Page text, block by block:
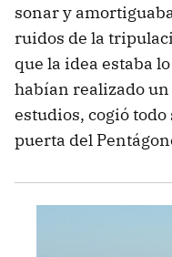
sonar y
ruidos de la
que la idea estaba
habían realizado
estudios, cogió
puerta del